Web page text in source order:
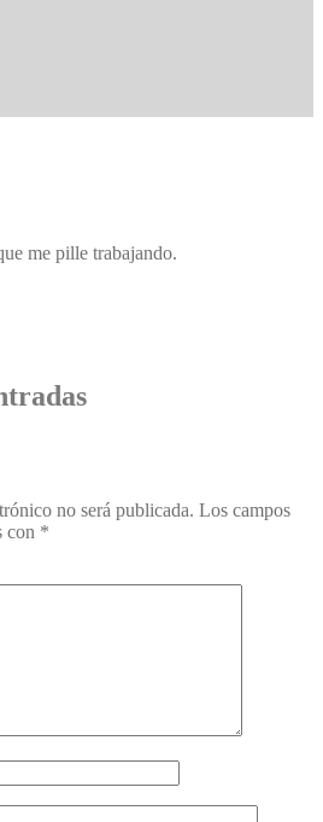
me pille trabajando.
no será publicada. Los campos
con *